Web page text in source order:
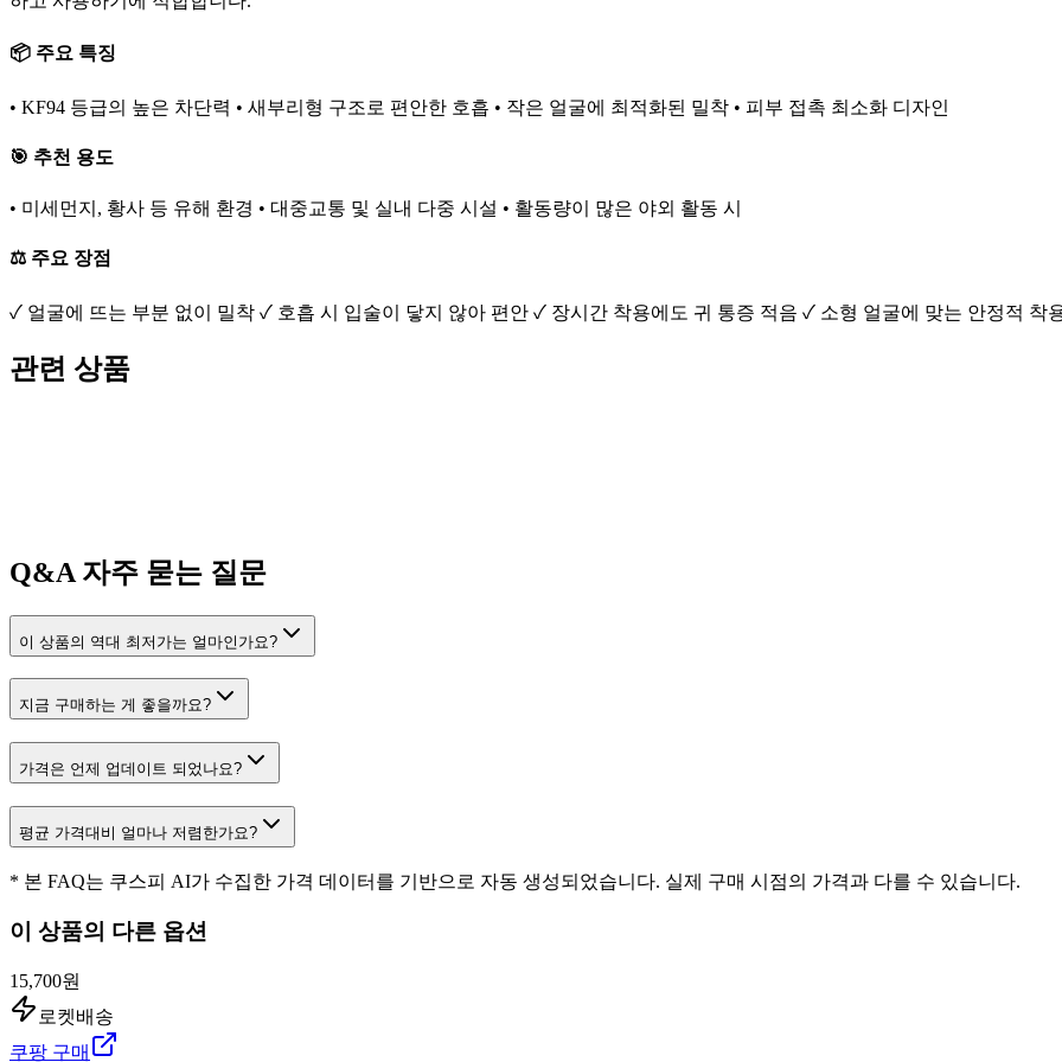
📦 주요 특징
• KF94 등급의 높은 차단력 • 새부리형 구조로 편안한 호흡 • 작은 얼굴에 최적화된 밀착 • 피부 접촉 최소화 디자인
🎯 추천 용도
• 미세먼지, 황사 등 유해 환경 • 대중교통 및 실내 다중 시설 • 활동량이 많은 야외 활동 시
⚖️ 주요 장점
✓ 얼굴에 뜨는 부분 없이 밀착 ✓ 호흡 시 입술이 닿지 않아 편안 ✓ 장시간 착용에도 귀 통증 적음 ✓ 소형 얼굴에 맞는 안정적 착
관련 상품
Q&A 자주 묻는 질문
이 상품의 역대 최저가는 얼마인가요?
지금 구매하는 게 좋을까요?
가격은 언제 업데이트 되었나요?
평균 가격대비 얼마나 저렴한가요?
* 본 FAQ는 쿠스피 AI가 수집한 가격 데이터를 기반으로 자동 생성되었습니다. 실제 구매 시점의 가격과 다를 수 있습니다.
이 상품의 다른 옵션
15,700원
로켓배송
쿠팡 구매